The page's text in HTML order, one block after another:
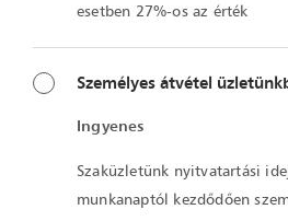
esetben 27%-os az érték
Személyes átvétel
Ingyenes
Szaküzletünk nyitvatartási
munkanaptól kezdődően